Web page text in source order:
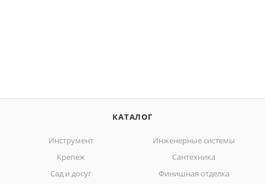
КАТАЛОГ
Инструмент
Инженерные системы
Крепеж
Сантехника
Сад и досуг
Финишная отделка